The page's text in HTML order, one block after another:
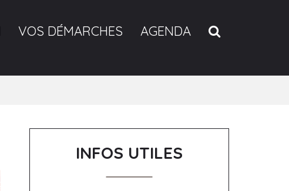
VOS DÉMARCHES AGENDA
INFOS UTILES